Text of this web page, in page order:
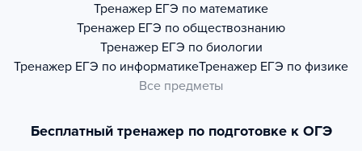
Тренажер ЕГЭ по математике
Тренажер ЕГЭ по обществознанию
Тренажер ЕГЭ по биологии
Тренажер ЕГЭ по информатикеТренажер ЕГЭ по физике
Все предметы
Бесплатный тренажер по подготовке к ОГЭ